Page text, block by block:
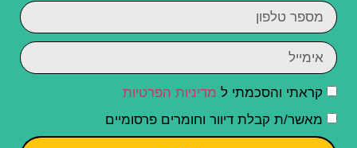
קראתי והסכמתי ל מדיניות הפרטיות
מאשר/ת קבלת דיוור וחומרים פרסומיים